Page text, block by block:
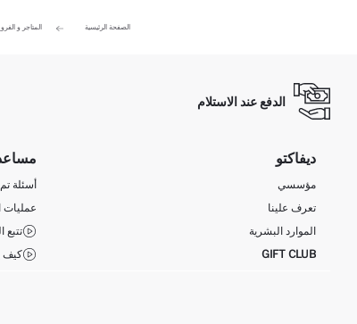
الصفحة الرئيسية المتاجر و
الدفع عند الاستلام
ديفاكتو
مؤسسي
تعرف علينا
الموارد البشرية
GIFT CLUB
أسئلة
عمليات
تتبع
كيف